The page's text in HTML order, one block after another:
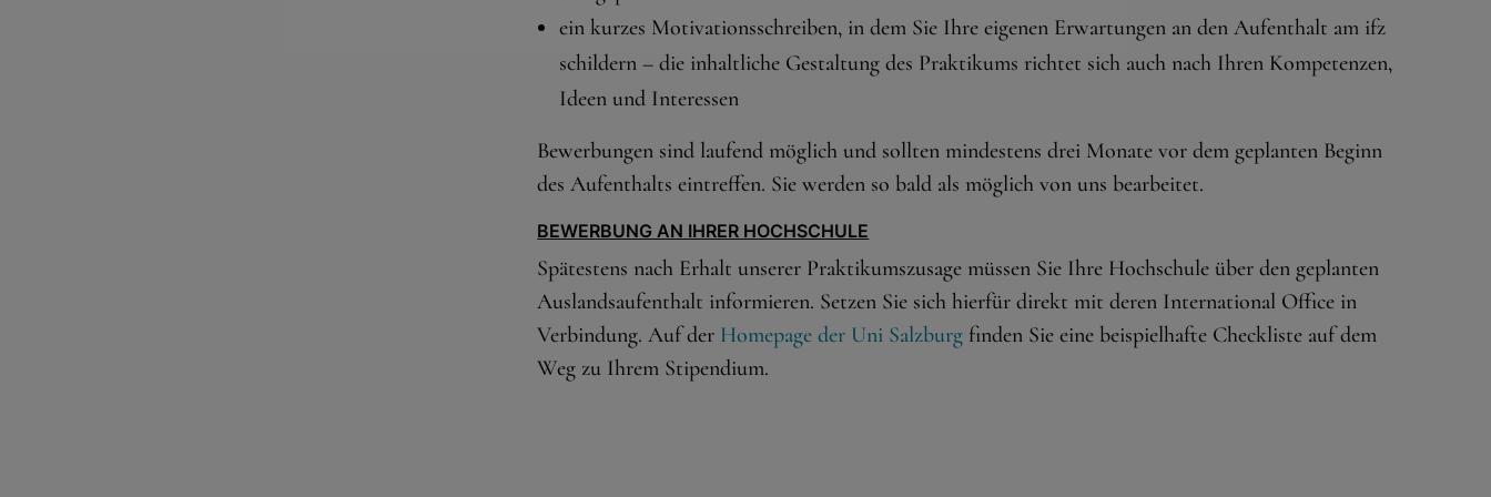
ein kurzes Motivationsschreiben, in dem Sie Ihre eigenen Erwartungen an den Aufenthalt am ifz
schildern – die inhaltliche Gestaltung des Praktikums richtet sich auch nach Ihren Kompetenzen,
Ideen und Interessen
Bewerbungen sind laufend möglich und sollten mindestens drei Monate vor dem geplanten Beginn
des Aufenthalts eintreffen. Sie werden so bald als möglich von uns bearbeitet.
BEWERBUNG AN IHRER HOCHSCHULE
Spätestens nach Erhalt unserer Praktikumszusage müssen Sie Ihre Hochschule über den geplanten
Auslandsaufenthalt informieren. Setzen Sie sich hierfür direkt mit deren International Office in
Verbindung. Auf der Homepage der Uni Salzburg finden Sie eine beispielhafte Checkliste auf dem
Weg zu Ihrem Stipendium.
Wenn Cookies von externen Medien akzeptiert werden, bedarf der Zugriff
auf externe Inhalte keiner manuellen Zustimmung mehr.
Google Maps